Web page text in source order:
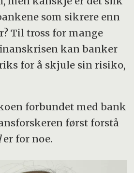
som sikrere enn
Til tross for mange
kan banker
for å skjule sin risiko,
forbundet med bank
først forstå
er for noe.